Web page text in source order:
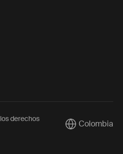
derechos
CurrentColombia